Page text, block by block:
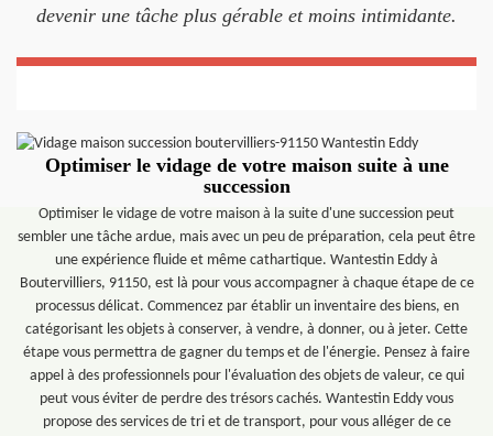
devenir une tâche plus gérable et moins intimidante.
Optimiser le vidage de votre maison suite à une
succession
Optimiser le vidage de votre maison à la suite d'une succession peut
sembler une tâche ardue, mais avec un peu de préparation, cela peut être
une expérience fluide et même cathartique. Wantestin Eddy à
Boutervilliers, 91150, est là pour vous accompagner à chaque étape de ce
processus délicat. Commencez par établir un inventaire des biens, en
catégorisant les objets à conserver, à vendre, à donner, ou à jeter. Cette
étape vous permettra de gagner du temps et de l'énergie. Pensez à faire
appel à des professionnels pour l'évaluation des objets de valeur, ce qui
peut vous éviter de perdre des trésors cachés. Wantestin Eddy vous
propose des services de tri et de transport, pour vous alléger de ce